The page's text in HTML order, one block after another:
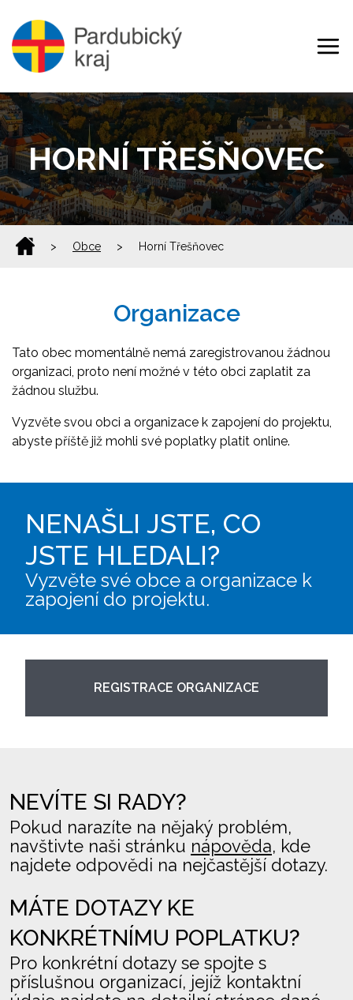
HORNÍ TŘEŠŇOVEC
> Obce > Horní Třešňovec
Organizace
Tato obec momentálně nemá zaregistrovanou žádnou
organizaci, proto není možné v této obci zaplatit za
žádnou službu.
Vyzvěte svou obci a organizace k zapojení do projektu,
abyste příště již mohli své poplatky platit online.
NENAŠLI JSTE, CO
JSTE HLEDALI?
Vyzvěte své obce a organizace k
zapojení do projektu.
REGISTRACE ORGANIZACE
NEVÍTE SI RADY?
Pokud narazíte na nějaký problém,
navštivte naši stránku nápověda, kde
najdete odpovědi na nejčastější dotazy.
MÁTE DOTAZY KE
KONKRÉTNÍMU POPLATKU?
Pro konkrétní dotazy se spojte s
příslušnou organizací, jejíž kontaktní